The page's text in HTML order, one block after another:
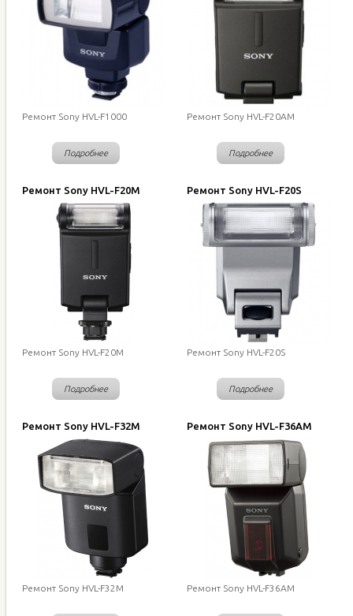
Ремонт Sony HVL-F1000
Подробнее
Ремонт Sony HVL-F20AM
Подробнее
Ремонт Sony HVL-F20M
Ремонт Sony HVL-F20M
Подробнее
Ремонт Sony HVL-F20S
Ремонт Sony HVL-F20S
Подробнее
Ремонт Sony HVL-F32M
Ремонт Sony HVL-F32M
Ремонт Sony HVL-F36AM
Ремонт Sony HVL-F36AM